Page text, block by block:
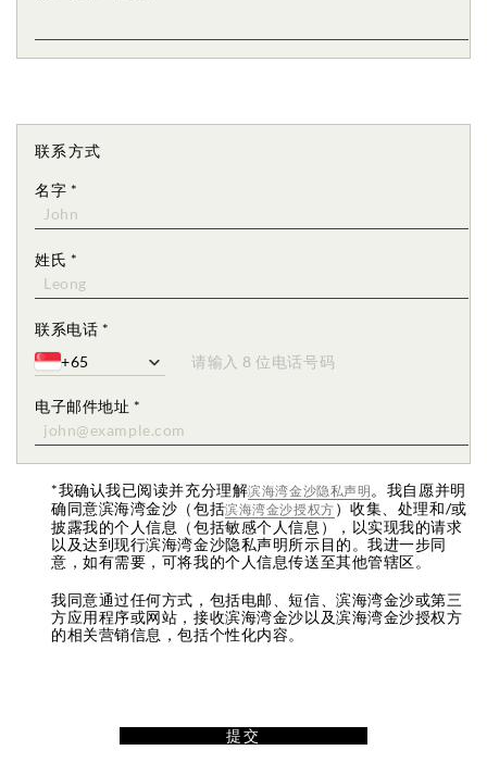
联系方式
名字 *
姓氏 *
联系电话 *
+65
电子邮件地址 *
*我确认我已阅读并充分理解滨海湾金沙隐私声明 。我自愿并明
确同意滨海湾金沙（包括滨海湾金沙授权方 ）收集、处理和/或
披露我的个人信息（包括敏感个人信息），以实现我的请求
以及达到现行滨海湾金沙隐私声明所示目的。我进一步同
意，如有需要，可将我的个人信息传送至其他管辖区。
我同意通过任何方式，包括电邮、短信、滨海湾金沙或第三
方应用程序或网站，接收滨海湾金沙以及滨海湾金沙授权方
的相关营销信息，包括个性化内容。
提交